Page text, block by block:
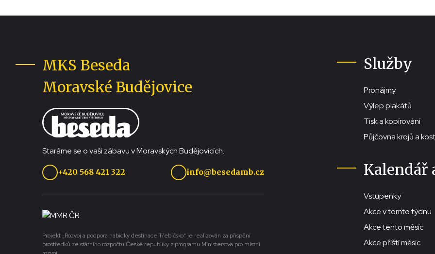
MKS Beseda
Moravské Budějovice
Staráme se o vaši zábavu v Moravských Budějovicích.
+420 568 421 322 info@besedamb.cz
Projekt „Rozvoj a podpora nabídky destinace Třebíčsko“ je realizován za přispění
prostředků ze státního rozpočtu České republiky z programu Ministerstva pro místní
Služby
Pronájmy
Výlep plakátů
Tisk a kopírování
Půjčovna krojů a
Kalendář
Vstupenky
Akce v tomto týdnu
Akce tento měsíc
Akce příští měsíc